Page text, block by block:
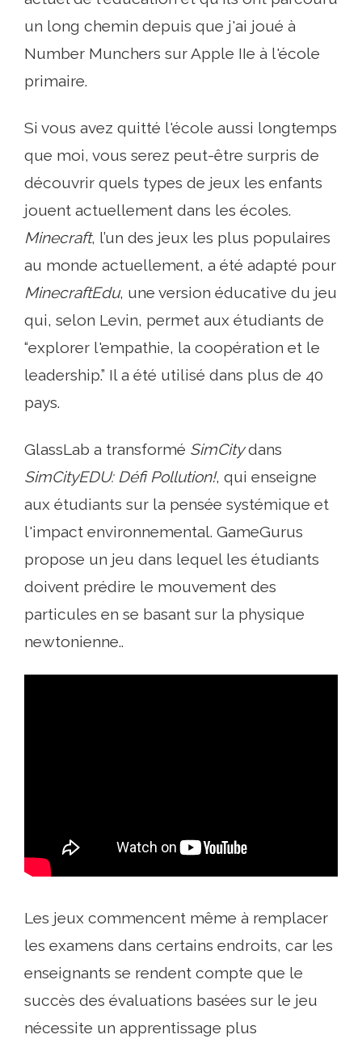
un long chemin depuis que j'ai joué à
Number Munchers sur Apple IIe à l'école
primaire.
Si vous avez quitté l'école aussi longtemps
que moi, vous serez peut-être surpris de
découvrir quels types de jeux les enfants
jouent actuellement dans les écoles.
Minecraft, l’un des jeux les plus populaires
au monde actuellement, a été adapté pour
MinecraftEdu, une version éducative du jeu
qui, selon Levin, permet aux étudiants de
“explorer l'empathie, la coopération et le
leadership.” Il a été utilisé dans plus de 40
pays.
GlassLab a transformé SimCitydans
SimCityEDU: Défi Pollution!, qui enseigne
aux étudiants sur la pensée systémique et
l'impact environnemental. GameGurus
propose un jeu dans lequel les étudiants
doivent prédire le mouvement des
particules en se basant sur la physique
newtonienne..
Les jeux commencent même à remplacer
les examens dans certains endroits, car les
enseignants se rendent compte que le
succès des évaluations basées sur le jeu
nécessite un apprentissage plus